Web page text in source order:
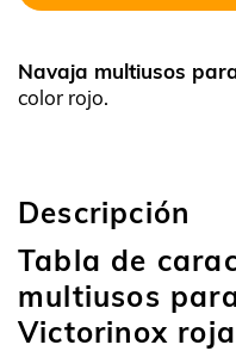
Navaja multiusos
color rojo.
Descripción
Tabla de
multiusos
Victorinox roja